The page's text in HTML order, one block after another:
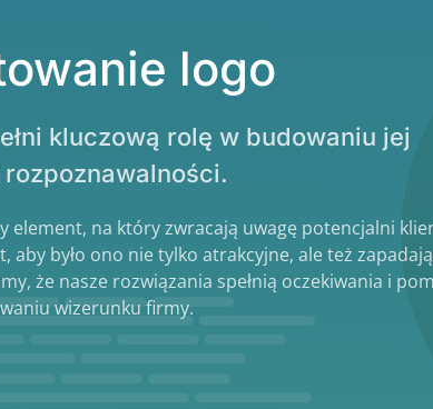
logo
kluczową rolę w budowaniu jej
element, na który zwracają uwagę potencjalni
aby było ono nie tylko atrakcyjne, ale też
że nasze rozwiązania spełnią oczekiwania i
wizerunku firmy.